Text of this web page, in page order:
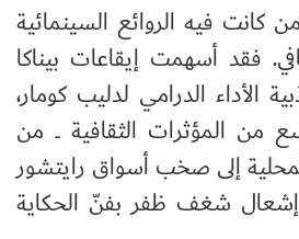
فيه الروائع السينمائية
فقد أسهمت إيقاعات بيناكا
الأداء الدرامي لدليب كومار،
المؤثرات الثقافية ــ من
إلى صخب أسواق رايتشور
في إشعال شغف ظفر بفنّ الحكاية